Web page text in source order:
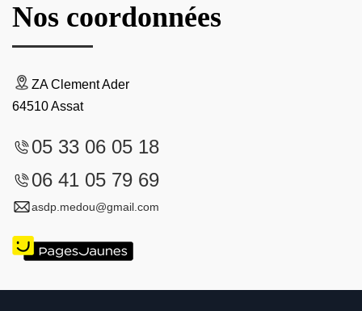
Nos coordonnées
ZA Clement Ader
64510 Assat
05 33 06 05 18
06 41 05 79 69
asdp.medou@gmail.com